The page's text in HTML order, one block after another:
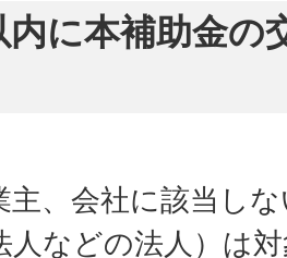
内に本補助金の
主、会社に該当し
人などの法人）は